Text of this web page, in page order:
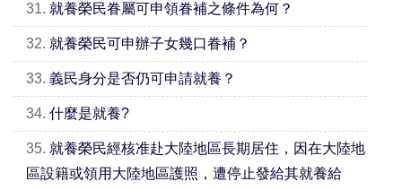
31. 就養榮民眷屬可申領眷補之條件為何？
32. 就養榮民可申辦子女幾口眷補？
33. 義民身分是否仍可申請就養？
34. 什麼是就養?
35. 就養榮民經核准赴大陸地區長期居住，因在大陸地
區設籍或領用大陸地區護照，遭停止發給其就養給